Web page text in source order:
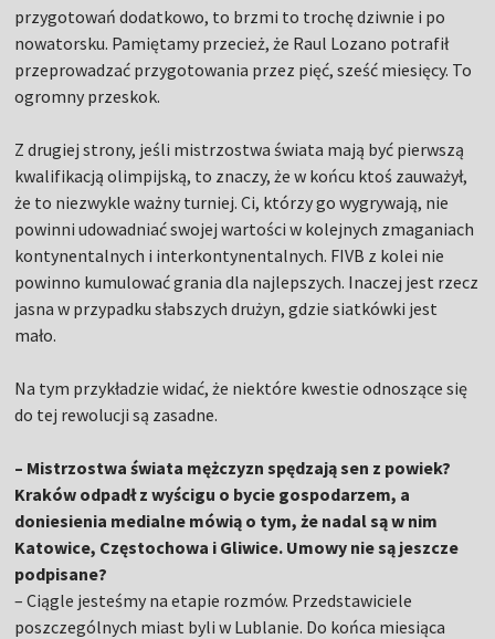
przygotowań dodatkowo, to brzmi to trochę dziwnie i po
nowatorsku. Pamiętamy przecież, że Raul Lozano potrafił
przeprowadzać przygotowania przez pięć, sześć miesięcy. To
ogromny przeskok.
Z drugiej strony, jeśli mistrzostwa świata mają być pierwszą
kwalifikacją olimpijską, to znaczy, że w końcu ktoś zauważył,
że to niezwykle ważny turniej. Ci, którzy go wygrywają, nie
powinni udowadniać swojej wartości w kolejnych zmaganiach
kontynentalnych i interkontynentalnych. FIVB z kolei nie
powinno kumulować grania dla najlepszych. Inaczej jest rzecz
jasna w przypadku słabszych drużyn, gdzie siatkówki jest
mało.
Na tym przykładzie widać, że niektóre kwestie odnoszące się
do tej rewolucji są zasadne.
– Mistrzostwa świata mężczyzn spędzają sen z powiek?
Kraków odpadł z wyścigu o bycie gospodarzem, a
doniesienia medialne mówią o tym, że nadal są w nim
Katowice, Częstochowa i Gliwice. Umowy nie są jeszcze
podpisane?
– Ciągle jesteśmy na etapie rozmów. Przedstawiciele
poszczególnych miast byli w Lublanie. Do końca miesiąca